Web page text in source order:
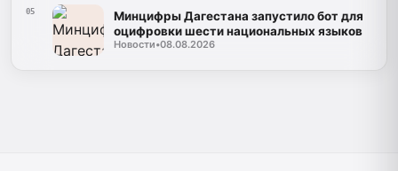
05
Минцифры Дагестана запустило бот для
оцифровки шести национальных языков
Новости•08.08.2026